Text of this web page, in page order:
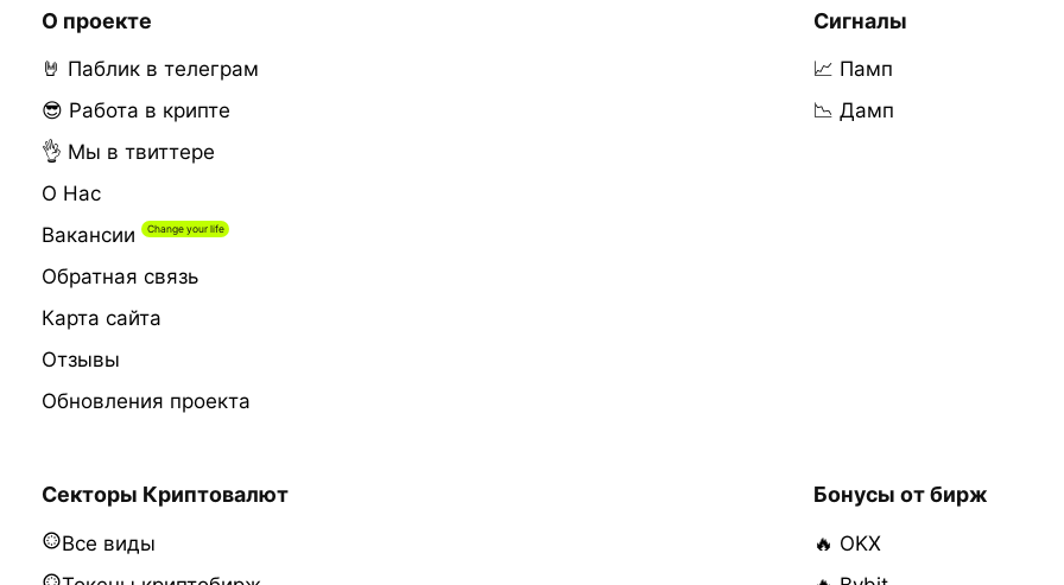
О проекте
🤘 Паблик в телеграм
😎 Работа в крипте
👌 Мы в твиттере
О Нас
Вакансии
Обратная связь
Карта сайта
Отзывы
Обновления проекта
Сигналы
📈 Памп
📉 Дамп
Секторы Криптовалют
Все виды
Бонусы от бирж
🔥 OKX